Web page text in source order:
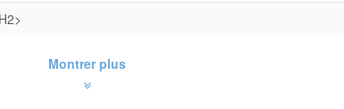
Montrer plus